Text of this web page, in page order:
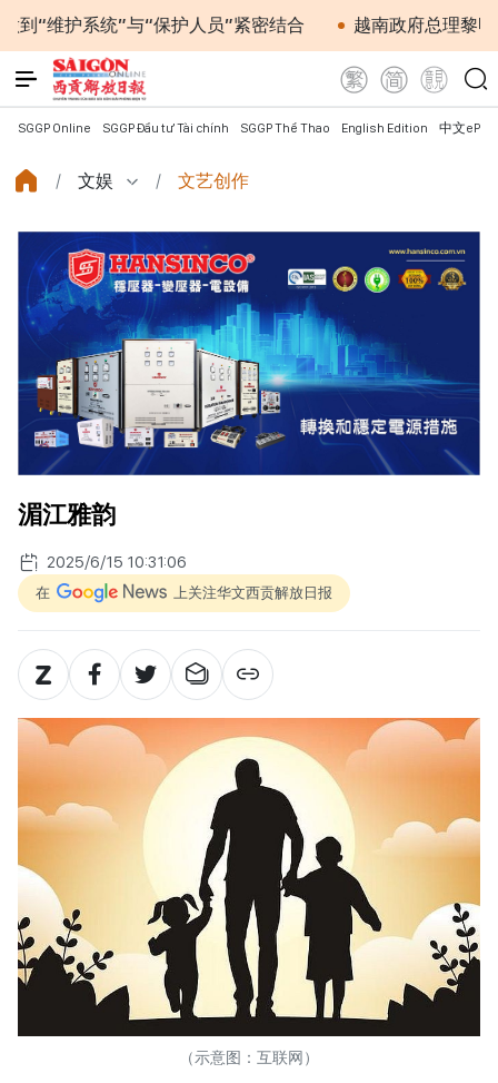
系统”与“保护人员”紧密结合 越南政府总理黎明兴会见
SGGP Online SGGP Đầu tư Tài chính SGGP Thể Thao English Edition 中文
文娱 文艺创作
湄江雅韵
2025/6/15 10:31:06
在 上关注华文西贡解放日报
（示意图：互联网）